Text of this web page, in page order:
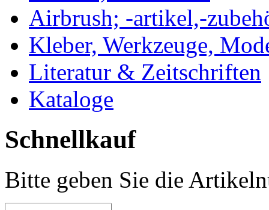
Airbrush; -artikel,-
Kleber, Werkzeuge,
Literatur & Zeitschriften
Kataloge
Schnellkauf
Bitte geben Sie die